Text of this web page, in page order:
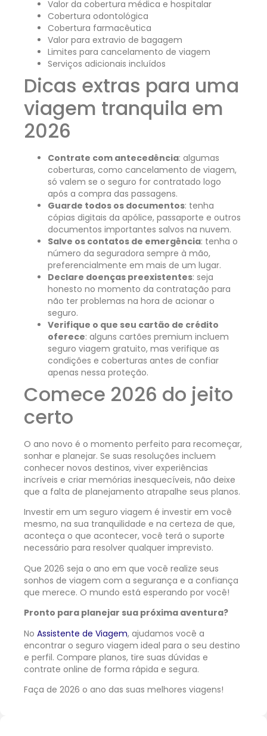
Valor da cobertura médica e hospitalar
Cobertura odontológica
Cobertura farmacêutica
Valor para extravio de bagagem
Limites para cancelamento de viagem
Serviços adicionais incluídos
Dicas extras para uma
viagem tranquila em
2026
Contrate com antecedência: algumas
coberturas, como cancelamento de viagem,
só valem se o seguro for contratado logo
após a compra das passagens.
Guarde todos os documentos: tenha
cópias digitais da apólice, passaporte e outros
documentos importantes salvos na nuvem.
Salve os contatos de emergência: tenha o
número da seguradora sempre à mão,
preferencialmente em mais de um lugar.
Declare doenças preexistentes: seja
honesto no momento da contratação para
não ter problemas na hora de acionar o
seguro.
Verifique o que seu cartão de crédito
oferece: alguns cartões premium incluem
seguro viagem gratuito, mas verifique as
condições e coberturas antes de confiar
apenas nessa proteção.
Comece 2026 do jeito
certo
O ano novo é o momento perfeito para recomeçar,
sonhar e planejar. Se suas resoluções incluem
conhecer novos destinos, viver experiências
incríveis e criar memórias inesquecíveis, não deixe
que a falta de planejamento atrapalhe seus planos.
Investir em um seguro viagem é investir em você
mesmo, na sua tranquilidade e na certeza de que,
aconteça o que acontecer, você terá o suporte
necessário para resolver qualquer imprevisto.
Que 2026 seja o ano em que você realize seus
sonhos de viagem com a segurança e a confiança
que merece. O mundo está esperando por você!
Pronto para planejar sua próxima aventura?
No Assistente de Viagem, ajudamos você a
encontrar o seguro viagem ideal para o seu destino
e perfil. Compare planos, tire suas dúvidas e
contrate online de forma rápida e segura.
Faça de 2026 o ano das suas melhores viagens!